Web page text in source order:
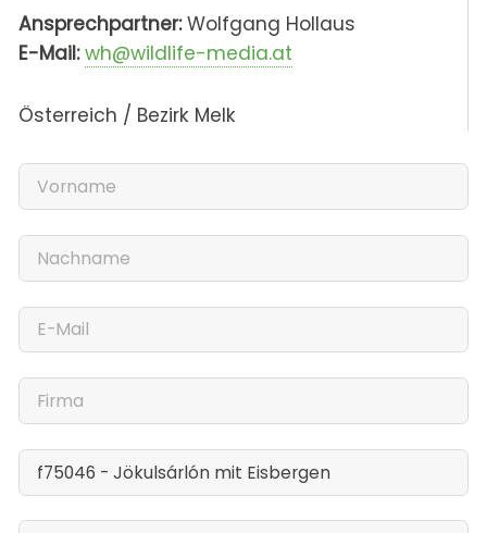
Ansprechpartner:Wolfgang Hollaus
E-Mail: wh@wildlife-media.at
Österreich / Bezirk Melk